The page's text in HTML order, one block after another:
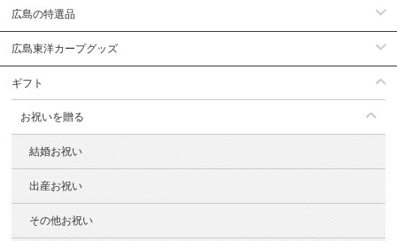
広島の特選品
広島東洋カープグッズ
ギフト
お祝いを贈る
結婚お祝い
出産お祝い
その他お祝い